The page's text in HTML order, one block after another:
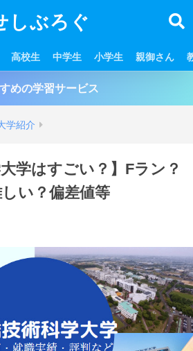
しぶろぐ
高校生 中学生 小学生 親御さん
めの学習サービス
学紹介
大学はすごい？】Fラン？
い？偏差値等